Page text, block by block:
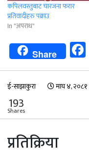
कपिलवस्तुबाट चारजना फरार
प्रतिवादीहरु पक्राउ
In "अपराध"
Share
ई-साझाकुरा माघ ४, २०८१
193
Shares
प्रतिक्रिया